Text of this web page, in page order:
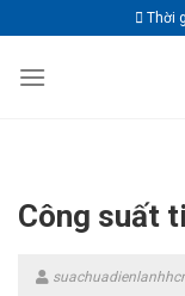
to
content
Thời
Công suất